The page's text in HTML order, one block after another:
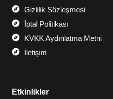
Gizlilik Sözleşmesi
İptal Politikası
KVKK Aydınlatma Metni
İletişim
Etkinlikler